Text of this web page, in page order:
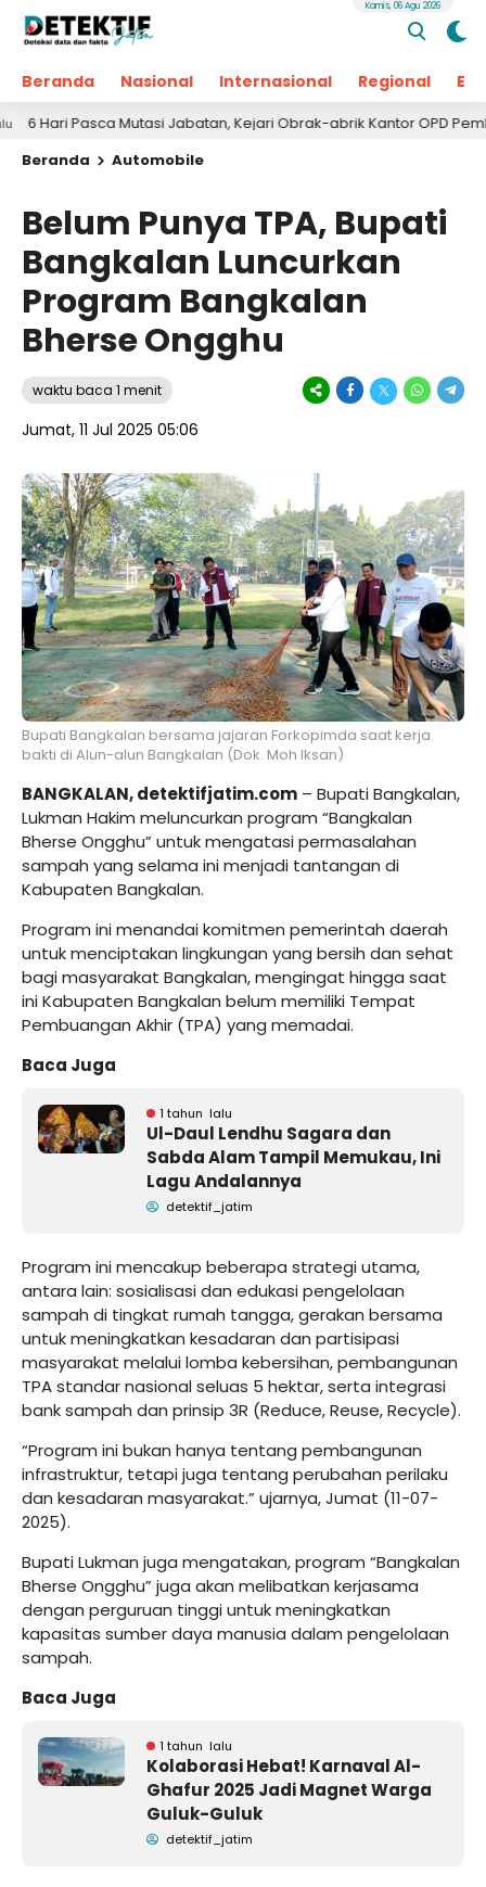
Beranda Nasional Internasional Regional
Kamis, 06 Agu 2026
Mutasi Jabatan, Kejari Obrak-abrik Kantor OPD Pemkab
Beranda
Automobile
Belum Punya TPA, Bupati
Bangkalan Luncurkan
Program Bangkalan
Bherse Ongghu
waktu baca 1 menit
Jumat, 11 Jul 2025 05:06
Bupati Bangkalan bersama jajaran Forkopimda saat kerja
bakti di Alun-alun Bangkalan (Dok. Moh Iksan)
BANGKALAN, detektifjatim.com – Bupati Bangkalan,
Lukman Hakim meluncurkan program “Bangkalan
Bherse Ongghu” untuk mengatasi permasalahan
sampah yang selama ini menjadi tantangan di
Kabupaten Bangkalan.
Program ini menandai komitmen pemerintah daerah
untuk menciptakan lingkungan yang bersih dan sehat
bagi masyarakat Bangkalan, mengingat hingga saat
ini Kabupaten Bangkalan belum memiliki Tempat
Pembuangan Akhir (TPA) yang memadai.
Baca Juga
1 tahun lalu
Ul-Daul Lendhu Sagara dan
Sabda Alam Tampil Memukau, Ini
Lagu Andalannya
detektif_jatim
Program ini mencakup beberapa strategi utama,
antara lain: sosialisasi dan edukasi pengelolaan
sampah di tingkat rumah tangga, gerakan bersama
untuk meningkatkan kesadaran dan partisipasi
masyarakat melalui lomba kebersihan, pembangunan
TPA standar nasional seluas 5 hektar, serta integrasi
bank sampah dan prinsip 3R (Reduce, Reuse, Recycle).
“Program ini bukan hanya tentang pembangunan
infrastruktur, tetapi juga tentang perubahan perilaku
dan kesadaran masyarakat.” ujarnya, Jumat (11-07-
2025).
Bupati Lukman juga mengatakan, program “Bangkalan
Bherse Ongghu” juga akan melibatkan kerjasama
dengan perguruan tinggi untuk meningkatkan
kapasitas sumber daya manusia dalam pengelolaan
sampah.
Baca Juga
1 tahun lalu
Kolaborasi Hebat! Karnaval Al-
Ghafur 2025 Jadi Magnet Warga
Guluk-Guluk
detektif_jatim